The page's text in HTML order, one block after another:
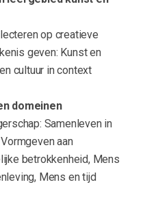
op creatieve
geven: Kunst en
cultuur in context
domeinen
Samenleven in
aan
betrokkenheid, Mens
Mens en tijd